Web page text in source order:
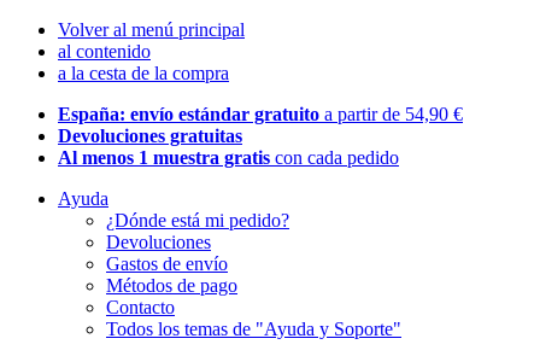
Volver al menú principal
al contenido
a la cesta de la compra
España: envío estándar gratuito a partir de 54,90 €
Devoluciones gratuitas
Al menos 1 muestra gratis con cada pedido
Ayuda
¿Dónde está mi pedido?
Devoluciones
Gastos de envío
Métodos de pago
Contacto
Todos los temas de "Ayuda y Soporte"